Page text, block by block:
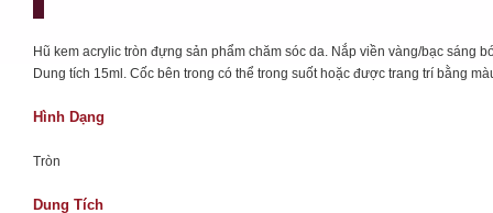
Hũ kem acrylic tròn đựng sản phẩm chăm sóc da. Nắp viền vàng/bạc sáng
Dung tích 15ml. Cốc bên trong có thể trong suốt hoặc được trang trí bằng
Hình Dạng
Tròn
Dung Tích